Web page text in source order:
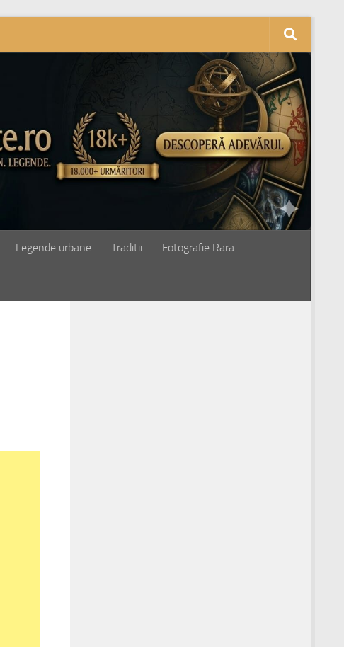
Legende urbane Traditii Fotografie Rara